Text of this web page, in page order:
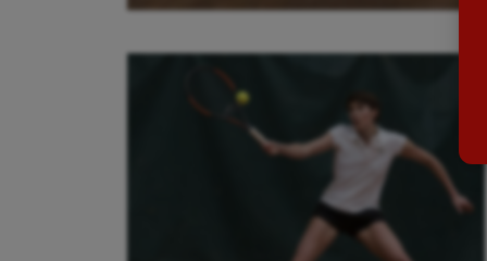
Ballon au poing
Baseball
Boules lyonnaises
Flag